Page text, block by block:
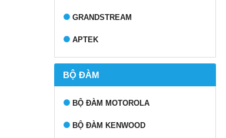
GRANDSTREAM
APTEK
BỘ ĐÀM
BỘ ĐÀM MOTOROLA
BỘ ĐÀM KENWOOD